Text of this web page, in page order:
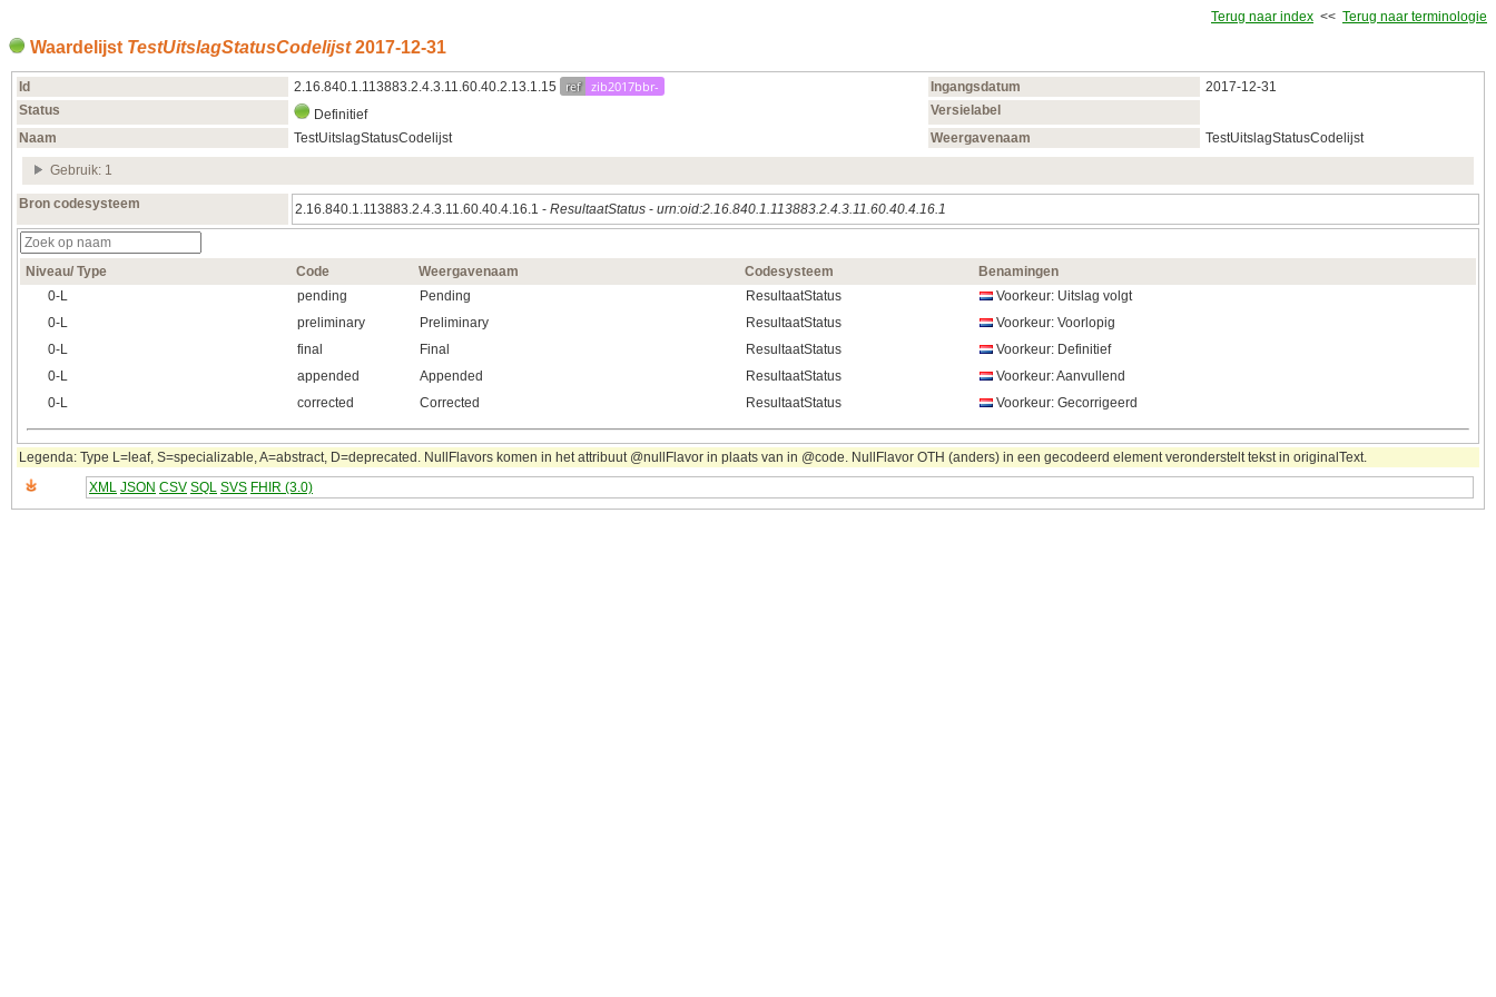
Terug naar index << Terug naar terminologie
Waardelijst TestUitslagStatusCodelijst2017‑12‑31
Id 2.16.840.1.113883.2.4.3.11.60.40.2.13.1.15 ref zib2017bbr- Ingangsdatum
2017‑12‑31
Status
Definitief
Versielabel
Naam
TestUitslagStatusCodelijst Weergavenaam TestUitslagStatusCodelijst
Gebruik: 1
Bron codesysteem 2.16.840.1.113883.2.4.3.11.60.40.4.16.1 - ResultaatStatus - urn:oid:2.16.840.1.113883.2.4.3.11.60.40.4.16.1
Niveau/ Type Code Weergavenaam Codesysteem
Benamingen
0‑L
pending Pending ResultaatStatus
Voorkeur: Uitslag volgt
0‑L
preliminary Preliminary ResultaatStatus
Voorkeur: Voorlopig
0‑L
final Final ResultaatStatus
Voorkeur: Definitief
0‑L
appended Appended ResultaatStatus
Voorkeur: Aanvullend
0‑L
corrected Corrected ResultaatStatus Voorkeur: Gecorrigeerd
Legenda: Type L=leaf, S=specializable, A=abstract, D=deprecated. NullFlavors komen in het attribuut @nullFlavor in plaats van in @code. NullFlavor OTH (anders) in een gecodeerd element veronderstelt tekst in originalText.
XML JSON CSV SQL SVS FHIR (3.0)